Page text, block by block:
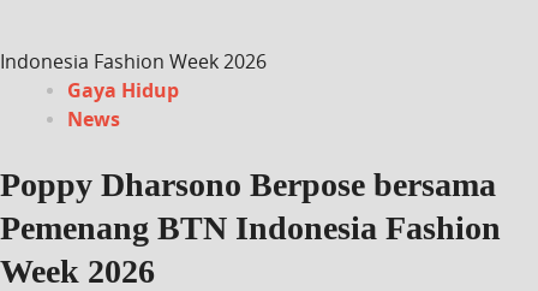
Indonesia Fashion Week 2026
Gaya Hidup
News
Poppy Dharsono Berpose bersama
Pemenang BTN Indonesia Fashion
Week 2026